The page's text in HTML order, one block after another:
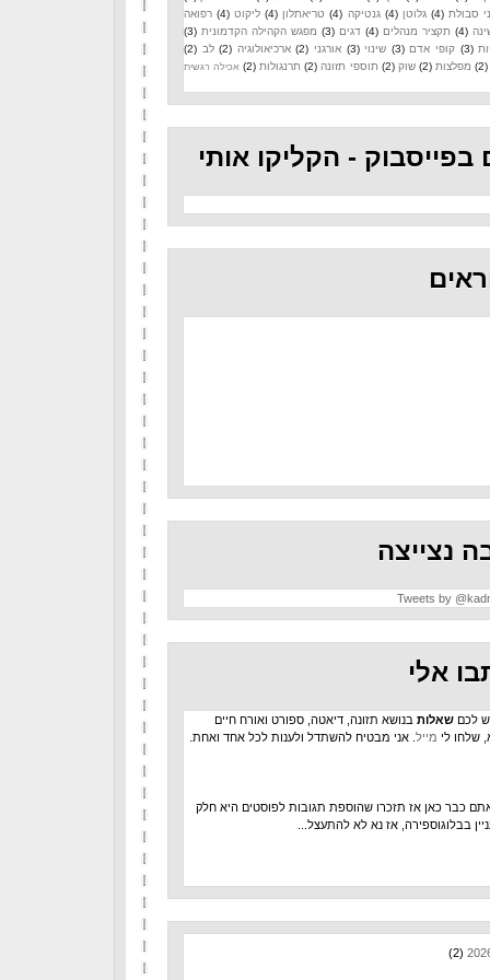
סבולת (4) גלוטן (4) גנטיקה (4) טריאתלון (4) ליקוט (4) רפואה
(4) תקציר מנהלים (4) דגים (3) מפגש הקהילה הקדמונית (3)
(3) קופי אדם (3) שינוי (3) אורגני (2) ארכיאולוגיה (2) לב (2)
(2) מפלצות (2) שוק (2) תוספי תזונה (2) תרנגולות (2) אכילה רגשית
בפייסבוק - הקליקו אותי
נצייצה
Tweets by
אלי
לכם שאלות בנושא תזונה, דיאטה, ספורט ואורח חיים
שלחו לי מייל . אני מבטיח להשתדל ולענות לכל אחד ואחת.
כבר כאן אז תזכרו שהוספת תגובות לפוסטים היא חלק
בבלוגוספירה, אז נא לא להתעצל...
(2)